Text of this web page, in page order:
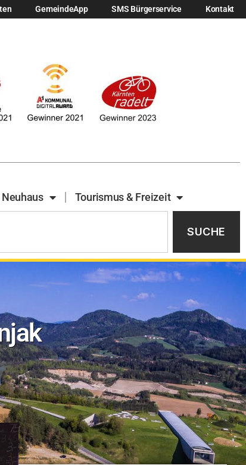
GemeindeApp SMS Bürgerservice Kontakt
Tourismus & Freizeit
SUCHE